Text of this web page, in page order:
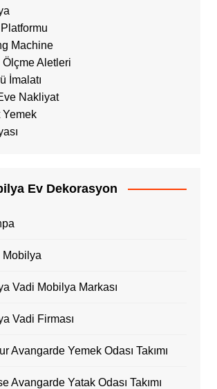
Machine
Aletleri
İmalatı
Nakliyat
Yemek
Ev Dekorasyon
Mobilya
Vadi Mobilya Markası
Vadi Firması
Avangarde Yemek Odası Takımı
Avangarde Yatak Odası Takımı